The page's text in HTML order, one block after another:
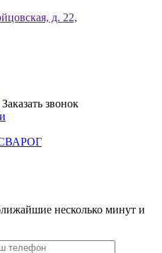
д. 22,
Заказать звонок
СВАРОГ
несколько минут и